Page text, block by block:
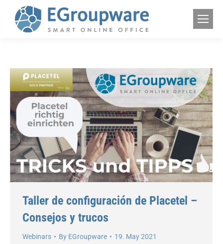
Taller de configuración de Placetel –
Consejos y trucos
Webinars By EGroupware 19. May 2021